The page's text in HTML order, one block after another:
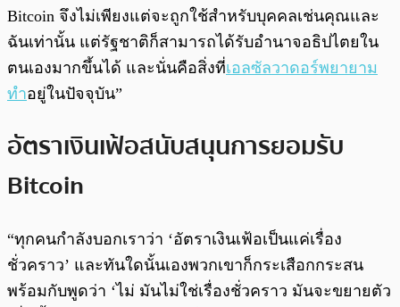
Bitcoin จึงไม่เพียงแต่จะถูกใช้สำหรับบุคคลเช่นคุณและ
ฉันเท่านั้น แต่รัฐชาติก็สามารถได้รับอำนาจอธิปไตยใน
ตนเองมากขึ้นได้ และนั่นคือสิ่งที่เอลซัลวาดอร์พยายาม
ทำอยู่ในปัจจุบัน”
อัตราเงินเฟ้อสนับสนุนการยอมรับ
Bitcoin
“ทุกคนกำลังบอกเราว่า ‘อัตราเงินเฟ้อเป็นแค่เรื่อง
ชั่วคราว’ และทันใดนั้นเองพวกเขาก็กระเสือกกระสน
พร้อมกับพูดว่า ‘ไม่ มันไม่ใช่เรื่องชั่วคราว มันจะขยายตัว